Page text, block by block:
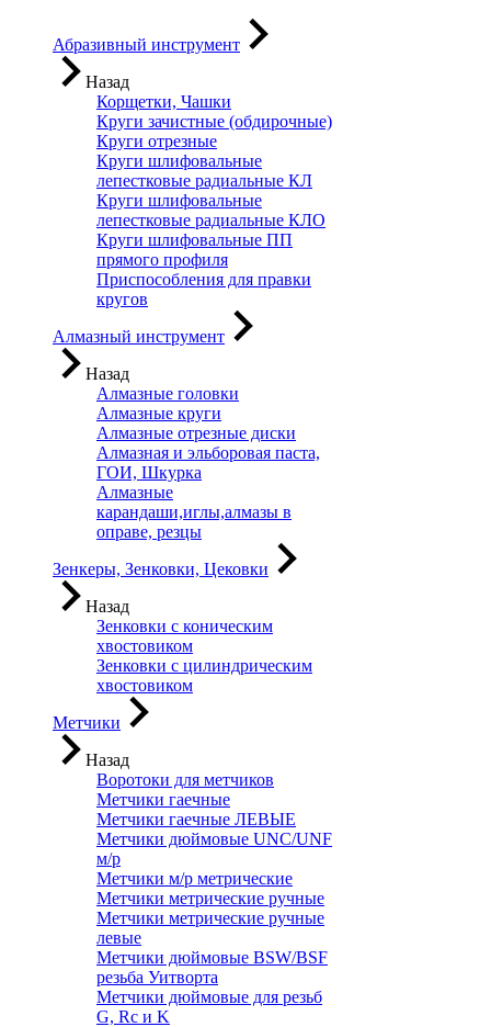
Абразивный инструмент
Назад
Корщетки, Чашки
Круги зачистные (обдирочные)
Круги отрезные
Круги шлифовальные
лепестковые радиальные КЛ
Круги шлифовальные
лепестковые радиальные КЛО
Круги шлифовальные ПП
прямого профиля
Приспособления для правки
кругов
Алмазный инструмент
Назад
Алмазные головки
Алмазные круги
Алмазные отрезные диски
Алмазная и эльборовая паста,
ГОИ, Шкурка
Алмазные
карандаши,иглы,алмазы в
оправе, резцы
Зенкеры, Зенковки, Цековки
Назад
Зенковки с коническим
хвостовиком
Зенковки с цилиндрическим
хвостовиком
Метчики
Назад
Воротоки для метчиков
Метчики гаечные
Метчики гаечные ЛЕВЫЕ
Метчики дюймовые UNC/UNF
м/р
Метчики м/р метрические
Метчики метрические ручные
Метчики метрические ручные
левые
Метчики дюймовые BSW/BSF
резьба Уитворта
Метчики дюймовые для резьб
G, Rc и K